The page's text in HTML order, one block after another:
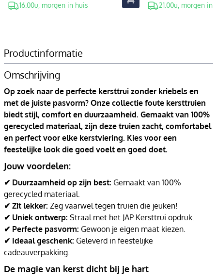
16.00u, morgen in huis 21.00u, morgen in
Productinformatie
Omschrijving
Op zoek naar de perfecte kersttrui zonder kriebels en
met de juiste pasvorm? Onze collectie foute kersttruien
biedt stijl, comfort en duurzaamheid. Gemaakt van 100%
gerecycled materiaal, zijn deze truien zacht, comfortabel
en perfect voor elke kerstviering. Kies voor een
feestelijke look die goed voelt en goed doet.
Jouw voordelen:
✔ Duurzaamheid op zijn best: Gemaakt van 100%
gerecycled materiaal.
✔ Zit lekker: Zeg vaarwel tegen truien die jeuken!
✔ Uniek ontwerp: Straal met het JAP Kersttrui opdruk.
✔ Perfecte pasvorm: Gewoon je eigen maat kiezen.
✔ Ideaal geschenk: Geleverd in feestelijke
cadeauverpakking.
De magie van kerst dicht bij je hart